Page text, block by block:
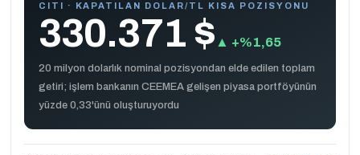
CITI · KAPATILAN DOLAR/TL KISA POZISYONU
330.371 $ ▲ +%1,65
20 milyon dolarlık nominal pozisyondan elde edilen toplam
getiri; işlem bankanın CEEMEA gelişen piyasa portföyünün
yüzde 0,33'ünü oluşturuyordu